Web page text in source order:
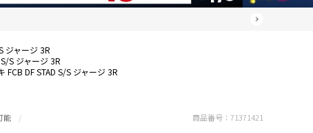
ジャージ 3R
S ジャージ 3R
FCB DF STAD S/S ジャージ 3R
能 商品番号： 71371421